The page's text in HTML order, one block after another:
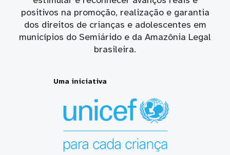
positivos na promoção, realização e garantia
dos direitos de crianças e adolescentes em
municípios do Semiárido e da Amazônia Legal
brasileira.
Uma iniciativa